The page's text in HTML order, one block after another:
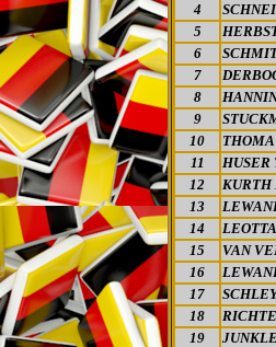
4
5
6
7
8
9
10
11
HUSER
12
13
14
15
VAN
16
17
18
19